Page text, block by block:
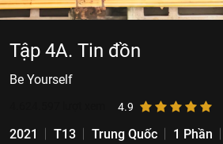
Tập 4A. Tin đồn
Be Yourself
4.9
2021 T13 Trung Quốc 1 Phần